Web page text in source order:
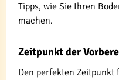
Tipps, wie Sie Ihren
machen.
Zeitpunkt der
Den perfekten Zeitpunkt